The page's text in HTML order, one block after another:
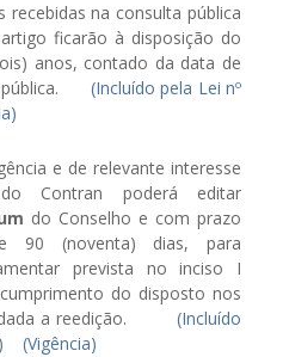
na consulta pública
ficarão à disposição do
anos, contado da data de
pública.
(Incluído pela Lei nº
e de relevante interesse
Contran poderá editar
do Conselho e com prazo
90 (noventa) dias, para
prevista no inciso I
do disposto nos
a reedição.
(Incluído
(Vigência)